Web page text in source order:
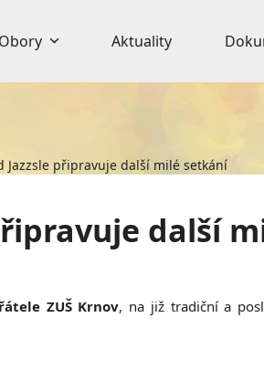
Obory Aktuality
Jazzsle připravuje další milé setkání
další
ZUŠ Krnov, na již tradiční a